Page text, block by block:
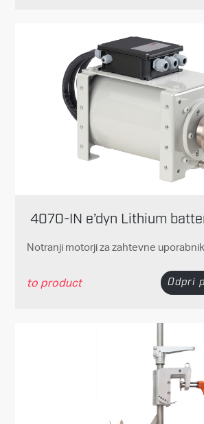
4070-IN e’dyn Lithium
Notranji motorji za zahtevne
to product Odpri